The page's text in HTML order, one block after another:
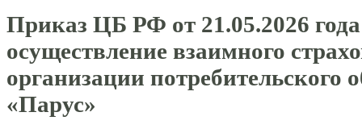
Приказ ЦБ РФ от 21.05.2026
осуществление взаимного
организации потребительского
«Парус»